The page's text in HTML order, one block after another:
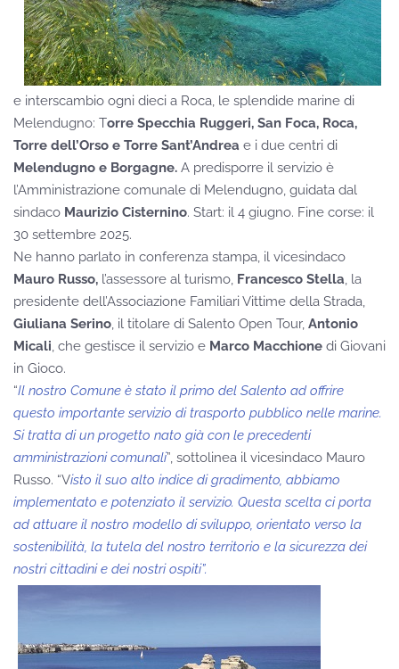
e interscambio ogni dieci a Roca, le splendide marine di
Melendugno: Torre Specchia Ruggeri, San Foca, Roca,
Torre dell’Orso e Torre Sant’Andrea e i due centri di
Melendugno e Borgagne. A predisporre il servizio è
l’Amministrazione comunale di Melendugno, guidata dal
sindaco Maurizio Cisternino. Start: il 4 giugno. Fine corse: il
30 settembre 2025.
Ne hanno parlato in conferenza stampa, il vicesindaco
Mauro Russo, l’assessore al turismo, Francesco Stella, la
presidente dell’Associazione Familiari Vittime della Strada,
Giuliana Serino, il titolare di Salento Open Tour, Antonio
Micali, che gestisce il servizio e Marco Macchione di Giovani
in Gioco.
“Il nostro Comune è stato il primo del Salento ad offrire
questo importante servizio di trasporto pubblico nelle marine.
Si tratta di un progetto nato già con le precedenti
amministrazioni comunali”, sottolinea il vicesindaco Mauro
Russo. “Visto il suo alto indice di gradimento, abbiamo
implementato e potenziato il servizio. Questa scelta ci porta
ad attuare il nostro modello di sviluppo, orientato verso la
sostenibilità, la tutela del nostro territorio e la sicurezza dei
nostri cittadini e dei nostri ospiti”.